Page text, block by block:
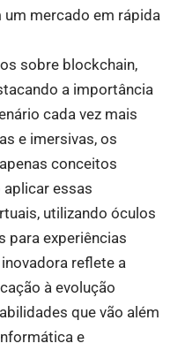
mercado em rápida
sobre blockchain,
a importância
cada vez mais
e imersivas, os
conceitos
essas
utilizando óculos
para experiências
reflete a
à evolução
que vão além
e